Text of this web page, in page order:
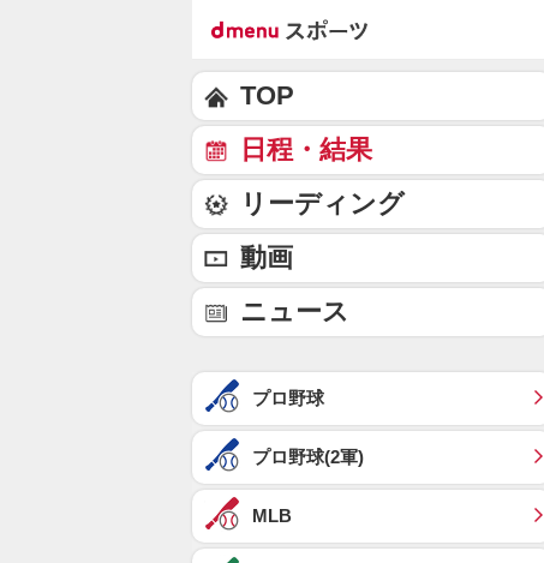
TOP
日程・結果
リーディング
動画
ニュース
プロ野球
プロ野球(2軍)
MLB